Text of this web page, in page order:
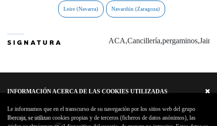
INFORMACIÓN ACERCA DE LAS COOKIES UTILIZADAS
Le informamos que en el transcurso de su navegación por los sitios web del grupo
Ibercaja, se utilizan cookies propias y de terceros (ficheros de datos anónimos), las
SIGNATURA